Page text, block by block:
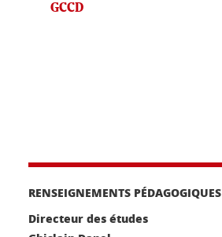
GCCD
RENSEIGNEMENTS PÉDAGOGIQUES
Directeur des études